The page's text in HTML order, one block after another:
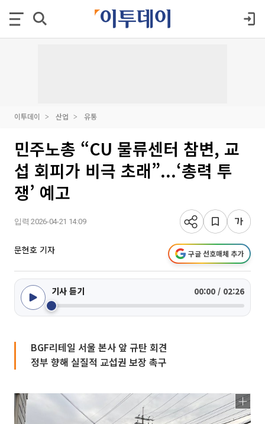
이투데이 산업 유통
민주노총 “CU 물류센터 참변, 교
섭 회피가 비극 초래”...‘총력 투
쟁’ 예고
입력 2026-04-21 14:09
문현호 기자 구글 선호매체 추가
기사 듣기 00:00 / 02:26
BGF리테일 서울 본사 앞 규탄 회견
정부 향해 실질적 교섭권 보장 촉구